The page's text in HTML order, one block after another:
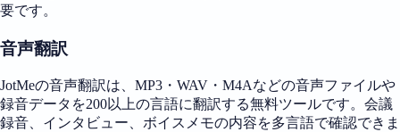
要です。
音声翻訳
JotMeの音声翻訳は、MP3・WAV・M4Aなどの音声ファイルや
録音データを200以上の言語に翻訳する無料ツールです。会議
録音、インタビュー、ボイスメモの内容を多言語で確認できま